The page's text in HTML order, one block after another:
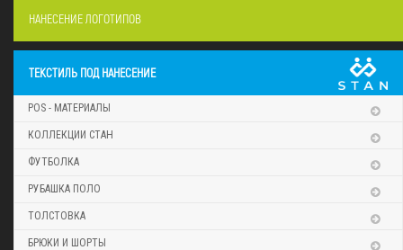
НАНЕСЕНИЕ ЛОГОТИПОВ
ТЕКСТИЛЬ ПОД НАНЕСЕНИЕ
POS - МАТЕРИАЛЫ
КОЛЛЕКЦИИ СТАН
ФУТБОЛКА
РУБАШКА ПОЛО
ТОЛСТОВКА
БРЮКИ И ШОРТЫ